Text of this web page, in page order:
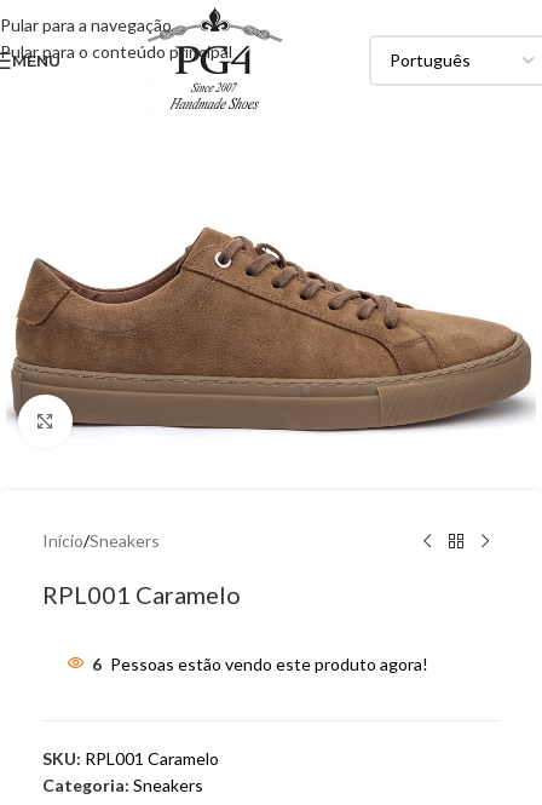
Pular para a navegação
Pular para o conteúdo principal
MENU
Clique para ampliar
Início/Sneakers
RPL001 Caramelo
6 Pessoas estão vendo este produto agora!
SKU: RPL001 Caramelo
Categoria: Sneakers